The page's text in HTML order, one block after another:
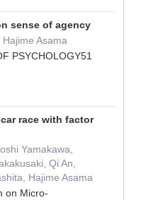
sense of agency
Asama
PSYCHOLOGY51
race with factor
Yamakawa,
Qi An,
Hajime Asama
on Micro-